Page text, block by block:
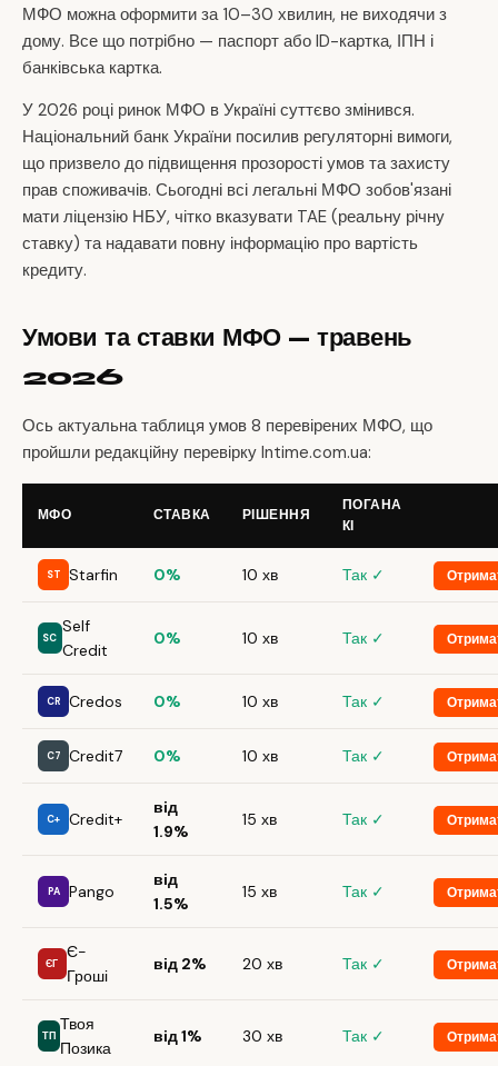
МФО можна оформити за 10–30 хвилин, не виходячи з
дому. Все що потрібно — паспорт або ID-картка, ІПН і
банківська картка.
У 2026 році ринок МФО в Україні суттєво змінився.
Національний банк України посилив регуляторні вимоги,
що призвело до підвищення прозорості умов та захисту
прав споживачів. Сьогодні всі легальні МФО зобов'язані
мати ліцензію НБУ, чітко вказувати TAE (реальну річну
ставку) та надавати повну інформацію про вартість
кредиту.
Умови та ставки МФО — травень
2026
Ось актуальна таблиця умов 8 перевірених МФО, що
пройшли редакційну перевірку Intime.com.ua:
МФО СТАВКА РІШЕННЯ
ПОГАНА
КІ
ST Starfin 0% 10 хв Так ✓
SC
Self
Credit
0% 10 хв Так ✓
CR Credos 0% 10 хв Так ✓
C7 Credit7 0% 10 хв Так ✓
C+ Credit+
від
1.9%
15 хв Так ✓
PA Pango
від
1.5%
15 хв Так ✓
ЄГ
Є-
Гроші
від 2% 20 хв Так ✓
ТП
Твоя
Позика
від 1% 30 хв Так ✓